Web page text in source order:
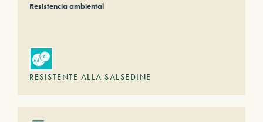
Resistencia ambiental
RESISTENTE ALLA SALSEDINE